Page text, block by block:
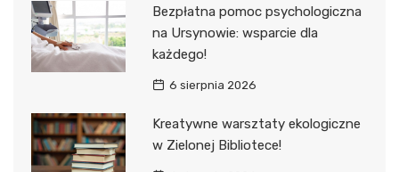
Bezpłatna pomoc psychologiczna
na Ursynowie: wsparcie dla
każdego!
6 sierpnia 2026
Kreatywne warsztaty ekologiczne
w Zielonej Bibliotece!